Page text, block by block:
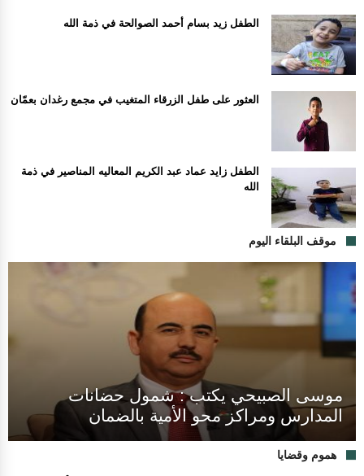
الطفل زيد بسام أحمد الصوالحة في ذمة الله
العثور على طفل الزرقاء المتغيب في مجمع رغدان بعمّان
الطفل زايد عماد عبد الكريم المعاليه المناصير في ذمة
الله
موقف البلقاء اليوم
موسى الصبيحي يكتب : شمول حضانات
المدارس ومراكز محو الأمية بالضمان
هموم وقضايا